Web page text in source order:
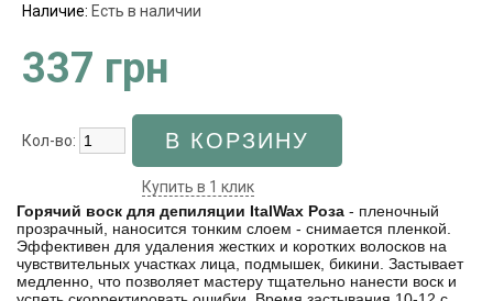
Наличие: Есть в наличии
337 грн
Кол-во:
Купить в 1 клик
Горячий воск для депиляции ItalWax Роза - пленочный
прозрачный, наносится тонким слоем - снимается пленкой.
Эффективен для удаления жестких и коротких волосков на
чувствительных участках лица, подмышек, бикини. Застывает
медленно, что позволяет мастеру тщательно нанести воск и